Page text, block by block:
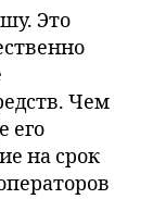
Это
Чем
его
на срок